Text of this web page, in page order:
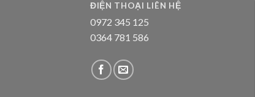
ĐIỆN THOẠI LIÊN HỆ
0972 345 125
0364 781 586